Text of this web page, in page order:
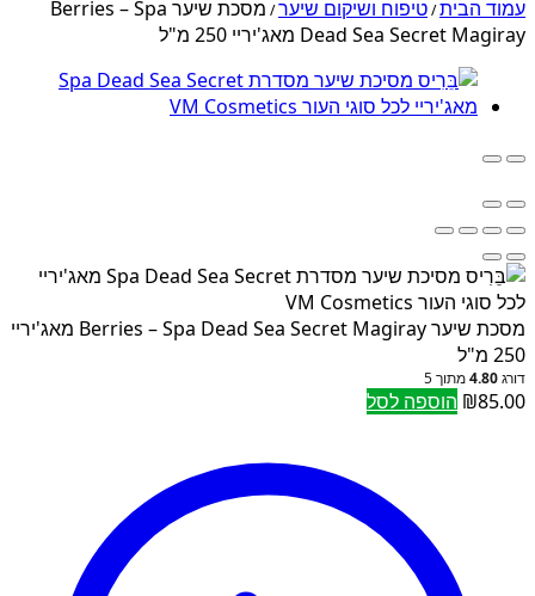
עמוד הבית/טיפוח ושיקום שיער/
מסכת שיער Berries – Spa
Dead Sea Secret Magiray מאג'יריי 250 מ"ל
מסכת שיער Berries – Spa Dead Sea Secret Magiray מאג'יריי
250 מ"ל
דורג4.80מתוך 5
₪85.00 הוספה לסל